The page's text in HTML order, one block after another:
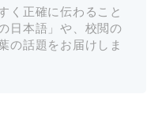
く正確に伝わること
日本語」や、校閲の
の話題をお届けしま